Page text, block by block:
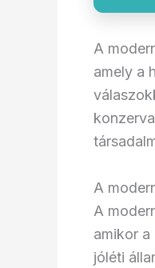
A
amely a
A
A
amikor a
jóléti